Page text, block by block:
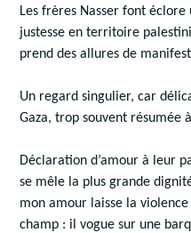
Les frères Nasser font
justesse en territoire
prend des allures de
Un regard singulier, car
Gaza, trop souvent résumée
Déclaration d’amour à leur
se mêle la plus grande
mon amour laisse la
champ : il vogue sur une